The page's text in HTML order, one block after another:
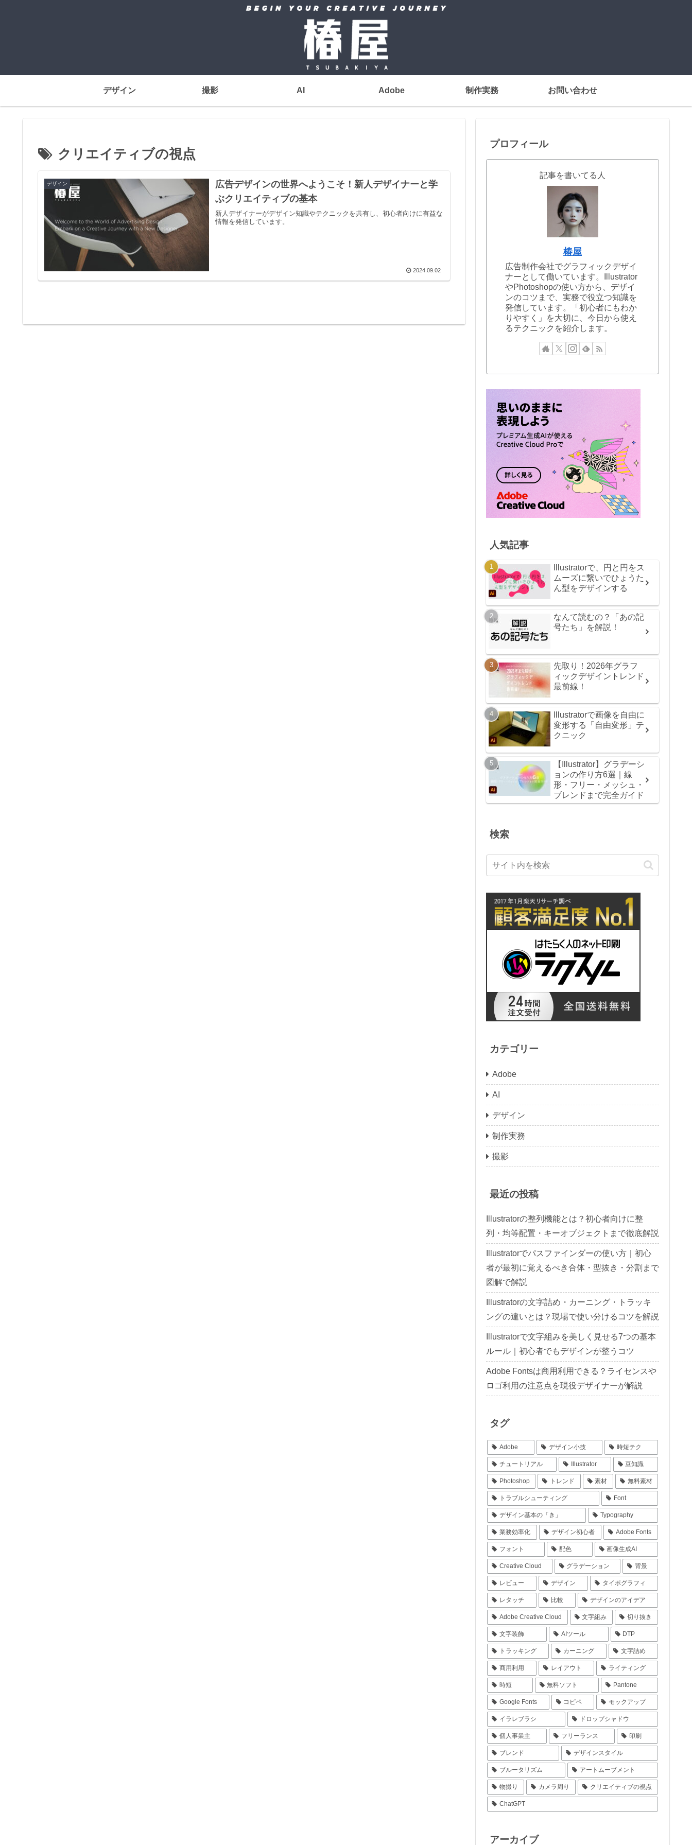
デザイン 撮影 AI Adobe 制作実務 お問い合わせ
クリエイティブの視点
デザイン
広告デザインの世界へようこそ！新人デザイナーと学
ぶクリエイティブの基本
新人デザイナーがデザイン知識やテクニックを共有し、初心者向けに有益な
情報を発信しています。
2024.09.02
プロフィール
記事を書いてる人
椿屋
広告制作会社でグラフィックデザイ
ナーとして働いています。Illustrator
やPhotoshopの使い方から、デザイ
ンのコツまで、実務で役立つ知識を
発信しています。「初心者にもわか
りやすく」を大切に、今日から使え
るテクニックを紹介します。
人気記事
Illustratorで、円と円をス
ムーズに繋いでひょうた
ん型をデザインする
なんて読むの？「あの記
号たち」を解説！
先取り！2026年グラフ
ィックデザイントレンド
最前線！
Illustratorで画像を自由に
変形する「自由変形」テ
クニック
【Illustrator】グラデーシ
ョンの作り方6選｜線
形・フリー・メッシュ・
ブレンドまで完全ガイド
検索
カテゴリー
Adobe
AI
デザイン
制作実務
撮影
最近の投稿
Illustratorの整列機能とは？初心者向けに整
列・均等配置・キーオブジェクトまで徹底解説
Illustratorでパスファインダーの使い方｜初心
者が最初に覚えるべき合体・型抜き・分割まで
図解で解説
Illustratorの文字詰め・カーニング・トラッキ
ングの違いとは？現場で使い分けるコツを解説
Illustratorで文字組みを美しく見せる7つの基本
ルール｜初心者でもデザインが整うコツ
Adobe Fontsは商用利用できる？ライセンスや
ロゴ利用の注意点を現役デザイナーが解説
タグ
Adobe デザイン小技 時短テク
チュートリアル Illustrator 豆知識
Photoshop トレンド 素材 無料素材
トラブルシューティング Font
デザイン基本の「き」 Typography
業務効率化 デザイン初心者 Adobe Fonts
フォント 配色 画像生成AI
Creative Cloud グラデーション 背景
レビュー デザイン タイポグラフィ
レタッチ 比較 デザインのアイデア
Adobe Creative Cloud 文字組み 切り抜き
文字装飾 AIツール DTP
トラッキング カーニング 文字詰め
商用利用 レイアウト ライティング
時短 無料ソフト Pantone
Google Fonts コピペ モックアップ
イラレブラシ ドロップシャドウ
個人事業主 フリーランス 印刷
ブレンド デザインスタイル
ブルータリズム アートムーブメント
物撮り カメラ周り クリエイティブの視点
ChatGPT
アーカイブ